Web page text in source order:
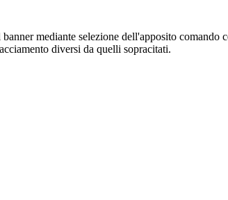
mediante selezione dell'apposito
diversi da quelli sopracitati.